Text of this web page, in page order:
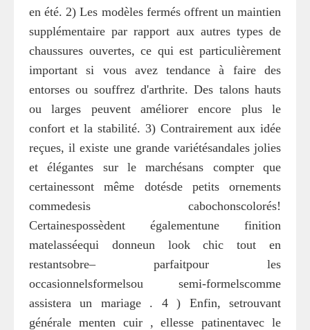
en été. 2) Les modèles fermés offrent un maintien
supplémentaire par rapport aux autres types de
chaussures ouvertes, ce qui est particulièrement
important si vous avez tendance à faire des
entorses ou souffrez d'arthrite. Des talons hauts
ou larges peuvent améliorer encore plus le
confort et la stabilité. 3) Contrairement aux idée
reçues, il existe une grande variétésandales jolies
et élégantes sur le marchésans compter que
certainessont même dotésde petits ornements
commedesis cabochonscolorés!
Certainespossèdent égalementune finition
matelasséequi donneun look chic tout en
restantsobre– parfaitpour les
occasionnelsformelsou semi-formelscomme
assistera un mariage . 4 ) Enfin, setrouvant
générale menten cuir , ellesse patinentavec le